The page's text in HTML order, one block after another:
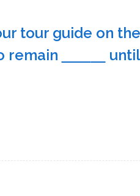
tour guide on
remain